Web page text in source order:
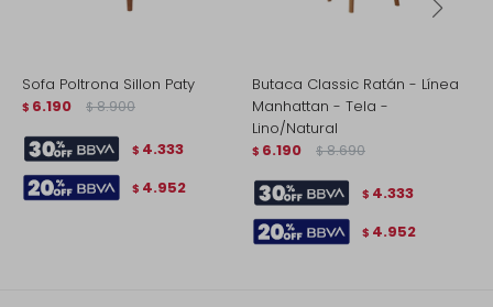
Sofa Poltrona Sillon Paty
$ 6.190 $ 8.900
$ 4.333
$ 4.952
Butaca Classic Ratán - Línea
Manhattan - Tela -
Lino/Natural
$ 6.190 $ 8.690
$ 4.333
$ 4.952